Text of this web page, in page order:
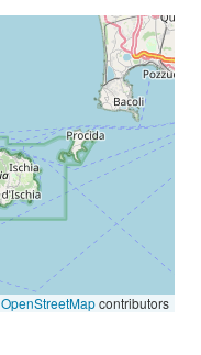
OpenStreetMapcontributors